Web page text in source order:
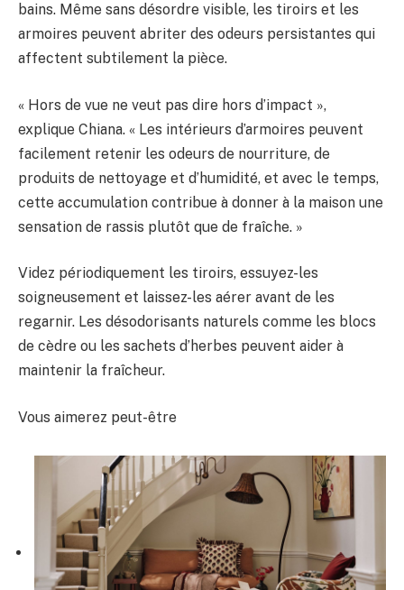
bains. Même sans désordre visible, les tiroirs et les
armoires peuvent abriter des odeurs persistantes qui
affectent subtilement la pièce.
« Hors de vue ne veut pas dire hors d’impact »,
explique Chiana. « Les intérieurs d’armoires peuvent
facilement retenir les odeurs de nourriture, de
produits de nettoyage et d’humidité, et avec le temps,
cette accumulation contribue à donner à la maison une
sensation de rassis plutôt que de fraîche. »
Videz périodiquement les tiroirs, essuyez-les
soigneusement et laissez-les aérer avant de les
regarnir. Les désodorisants naturels comme les blocs
de cèdre ou les sachets d’herbes peuvent aider à
maintenir la fraîcheur.
Vous aimerez peut-être